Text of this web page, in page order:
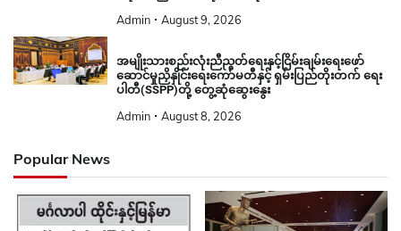
Admin August 9, 2026
အမျိုးသားစည်းလုံးညီညွတ်ရေးနှင့်ငြိမ်းချမ်းရေးဖော်
ဆောင်မှုညှိနှိုင်းရေးကော်မတီနှင့် ရှမ်းပြည်တိုးတက် ရေး
ပါတီ(SSPP)တို့ တွေ့ဆုံဆွေးနွေး
Admin August 8, 2026
Popular News